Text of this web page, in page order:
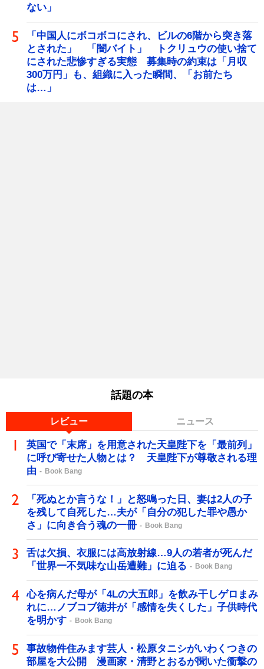
ない」
「中国人にボコボコにされ、ビルの6階から突き落
とされた」 「闇バイト」 トクリュウの使い捨て
にされた悲惨すぎる実態 募集時の約束は「月収
300万円」も、組織に入った瞬間、「お前たち
は…」
話題の本
レビュー ニュース
英国で「末席」を用意された天皇陛下を「最前列」
に呼び寄せた人物とは？ 天皇陛下が尊敬される理
由
Book Bang
「死ぬとか言うな！」と怒鳴った日、妻は2人の子
を残して自死した…夫が「自分の犯した罪や愚か
さ」に向き合う魂の一冊
Book Bang
舌は欠損、衣服には高放射線…9人の若者が死んだ
「世界一不気味な山岳遭難」に迫る
Book Bang
心を病んだ母が「4Lの大五郎」を飲み干しゲロまみ
れに…ノブコブ徳井が「感情を失くした」子供時代
を明かす
Book Bang
事故物件住みます芸人・松原タニシがいわくつきの
部屋を大公開 漫画家・清野とおるが聞いた衝撃の